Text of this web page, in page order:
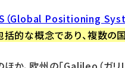
（Global Positioning
的な概念であり、複数の